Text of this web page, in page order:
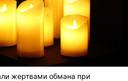
жертвами обмана при